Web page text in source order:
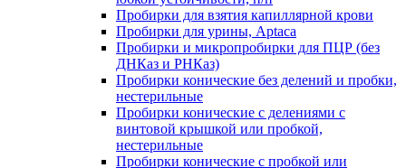
Пробирки для взятия капиллярной крови
Пробирки для урины, Aptaca
Пробирки и микропробирки для ПЦР (без
ДНКаз и РНКаз)
Пробирки конические без делений и пробки,
нестерильные
Пробирки конические с делениями с
винтовой крышкой или пробкой,
нестерильные
Пробирки конические с пробкой или